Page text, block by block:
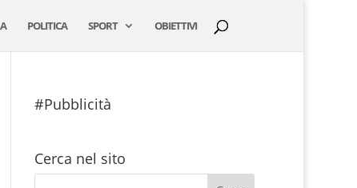
POLITICA SPORT OBIETTIVI
#Pubblicità
Cerca nel sito